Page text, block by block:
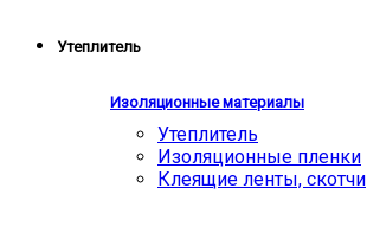
Утеплитель
Изоляционные материалы
Утеплитель
Изоляционные пленки
Клеящие ленты, скотчи